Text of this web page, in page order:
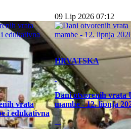
vrata
i edukativna
09 Lip 2026 07:12
HRVATSKA
Dani otvorenih vrata
mambe - 12. lipnja